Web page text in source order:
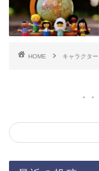
HOME キャラクター